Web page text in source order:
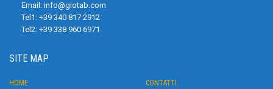
Email: info@giotab.com
Tel1: +39 340 817 2912
Tel2: +39 338 960 6971
SITE MAP
HOME CONTATTI